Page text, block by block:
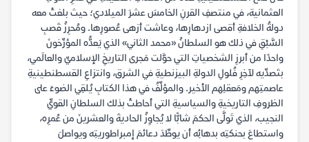
العثمانية، في منتصفِ القرنِ الخامسَ عشرَ الميلادي؛ حيث بلغتْ معه
دولةُ الخلافةِ أقصى ازدهارِها، وعاشت أزهى عُصورِها. ومُحرِزُ قَصبِ
السَّبْقِ في ذلك هو السلطانُ «محمد الثاني» الذي يَعدُّه المؤرِّخونَ
واحدًا من أبرزِ الشخصياتِ التي حوَّلت مَجرى التاريخِ الإسلاميِّ والعالَمي،
بتَصدِّيه لآخِرِ فُلولِ الدولةِ البيزنطيةِ في الشرق، وانتزاعِ القسطنطينيةِ
عاصمتِهم ومَعقلِهم الأخير. والمؤلِّفُ في هذا الكتابِ يُلقِي الضوءَ على
الظروفِ التاريخيةِ والسياسيةِ التي أحاطتْ بذلك السلطانِ القويِّ
النجيب، الذي تَولَّى الحكمَ شابًّا لا يُجاوِزُ الحاديةَ والعشرينَ من عُمرِه،
واستطاعَ بحنكتِه بدهائِه أن يوطِّدَ دعائمَ إمبراطوريتِه ويواصلَ